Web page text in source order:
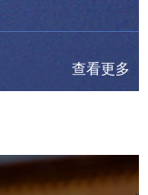
查看更多